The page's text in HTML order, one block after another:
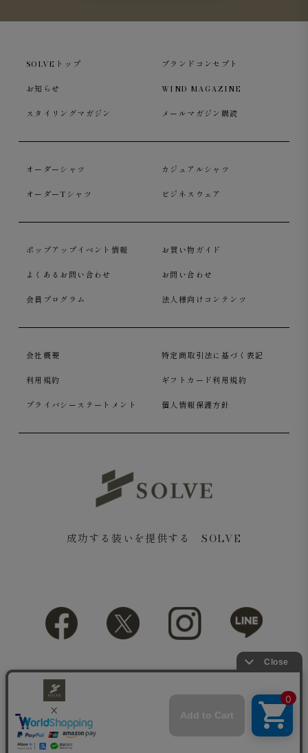
SOLVEトップ ブランドコンセプト
お知らせ WIND MAGAZINE
スタイリングマガジン メールマガジン購読
オーダーシャツ カジュアルシャツ
オーダーTシャツ ビジネスウェア
ポップアップイベント情報 お買い物ガイド
よくあるお問い合わせ お問い合わせ
会員プログラム 法人様向けコンテンツ
会社概要 特定商取引法に基づく表記
利用規約 ギフトカード利用規約
プライバシーステートメント 個人情報保護方針
成功する装いを提供する SOLVE